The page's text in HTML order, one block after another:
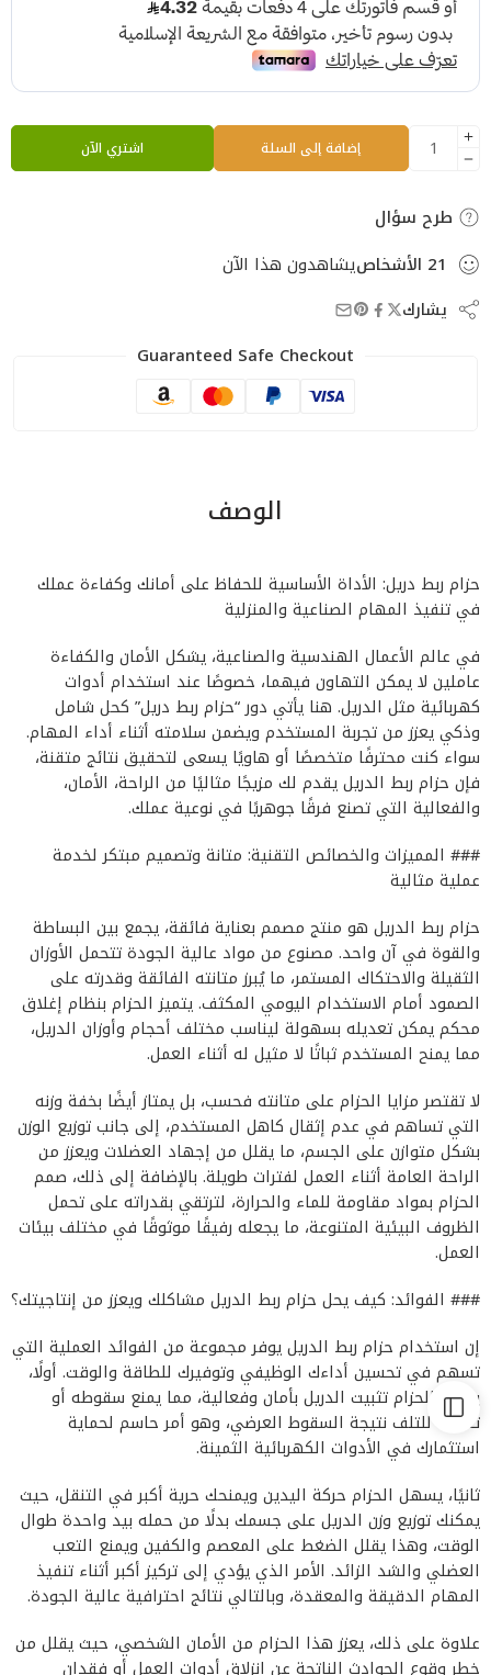
إضافة إلى السلة اشتري الآن
طرح سؤال
21 الأشخاصيشاهدون هذا الآن
يشارك
Guaranteed Safe Checkout
الوصف
حزام ربط دريل: الأداة الأساسية للحفاظ على أمانك وكفاءة عملك
في تنفيذ المهام الصناعية والمنزلية
في عالم الأعمال الهندسية والصناعية، يشكل الأمان والكفاءة
عاملين لا يمكن التهاون فيهما، خصوصًا عند استخدام أدوات
كهربائية مثل الدريل. هنا يأتي دور “حزام ربط دريل” كحل شامل
وذكي يعزز من تجربة المستخدم ويضمن سلامته أثناء أداء المهام.
سواء كنت محترفًا متخصصًا أو هاويًا يسعى لتحقيق نتائج متقنة،
فإن حزام ربط الدريل يقدم لك مزيجًا مثاليًا من الراحة، الأمان،
والفعالية التي تصنع فرقًا جوهريًا في نوعية عملك.
### المميزات والخصائص التقنية: متانة وتصميم مبتكر لخدمة
عملية مثالية
حزام ربط الدريل هو منتج مصمم بعناية فائقة، يجمع بين البساطة
والقوة في آن واحد. مصنوع من مواد عالية الجودة تتحمل الأوزان
الثقيلة والاحتكاك المستمر، ما يُبرز متانته الفائقة وقدرته على
الصمود أمام الاستخدام اليومي المكثف. يتميز الحزام بنظام إغلاق
محكم يمكن تعديله بسهولة ليناسب مختلف أحجام وأوزان الدريل،
مما يمنح المستخدم ثباتًا لا مثيل له أثناء العمل.
لا تقتصر مزايا الحزام على متانته فحسب، بل يمتاز أيضًا بخفة وزنه
التي تساهم في عدم إثقال كاهل المستخدم، إلى جانب توزيع الوزن
بشكل متوازن على الجسم، ما يقلل من إجهاد العضلات ويعزز من
الراحة العامة أثناء العمل لفترات طويلة. بالإضافة إلى ذلك، صمم
الحزام بمواد مقاومة للماء والحرارة، لترتقي بقدراته على تحمل
الظروف البيئية المتنوعة، ما يجعله رفيقًا موثوقًا في مختلف بيئات
العمل.
### الفوائد: كيف يحل حزام ربط الدريل مشاكلك ويعزز من إنتاجيتك؟
إن استخدام حزام ربط الدريل يوفر مجموعة من الفوائد العملية التي
تسهم في تحسين أداءك الوظيفي وتوفيرك للطاقة والوقت. أولًا،
يضمن الحزام تثبيت الدريل بأمان وفعالية، مما يمنع سقوطه أو
تعرضه للتلف نتيجة السقوط العرضي، وهو أمر حاسم لحماية
استثمارك في الأدوات الكهربائية الثمينة.
ثانيًا، يسهل الحزام حركة اليدين ويمنحك حرية أكبر في التنقل، حيث
يمكنك توزيع وزن الدريل على جسمك بدلًا من حمله بيد واحدة طوال
الوقت، وهذا يقلل الضغط على المعصم والكفين ويمنع التعب
العضلي والشد الزائد. الأمر الذي يؤدي إلى تركيز أكبر أثناء تنفيذ
المهام الدقيقة والمعقدة، وبالتالي نتائج احترافية عالية الجودة.
علاوة على ذلك، يعزز هذا الحزام من الأمان الشخصي، حيث يقلل من
خطر وقوع الحوادث الناتجة عن انزلاق أدوات العمل أو فقدان